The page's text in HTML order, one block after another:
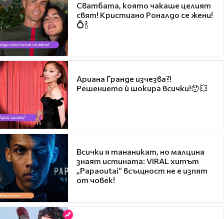
Сватбата, която чакаше целият
свят! Кристиано Роналдо се жени!
💍🍾
Ариана Гранде изчезва?!
Решението ѝ шокира всички!😯💥
Всички я тананикат, но малцина
знаят истината: VIRAL хитът
„Papaoutai“ всъщност не е изпят
от човек!